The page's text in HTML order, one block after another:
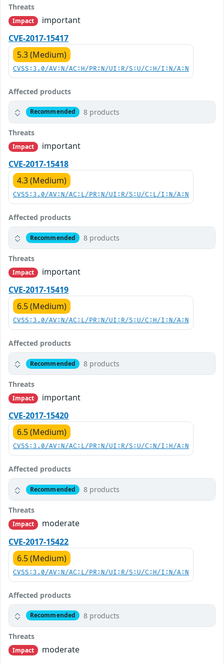
Threats
Impact
important
CVE-2017-15417
5.3 (Medium)
CVSS:3.0/AV:N/AC:H/PR:N/UI:R/S:U/C:H/I:N/A:N
Affected products
Recommended 8 products
Threats
Impact
important
CVE-2017-15418
4.3 (Medium)
CVSS:3.0/AV:N/AC:L/PR:N/UI:R/S:U/C:L/I:N/A:N
Affected products
Recommended 8 products
Threats
Impact
important
CVE-2017-15419
6.5 (Medium)
CVSS:3.0/AV:N/AC:L/PR:N/UI:R/S:U/C:H/I:N/A:N
Affected products
Recommended 8 products
Threats
Impact
important
CVE-2017-15420
6.5 (Medium)
CVSS:3.0/AV:N/AC:L/PR:N/UI:R/S:U/C:N/I:H/A:N
Affected products
Recommended 8 products
Threats
Impact
moderate
CVE-2017-15422
6.5 (Medium)
CVSS:3.0/AV:N/AC:L/PR:N/UI:R/S:U/C:H/I:N/A:N
Affected products
Recommended 8 products
Threats
Impact
moderate